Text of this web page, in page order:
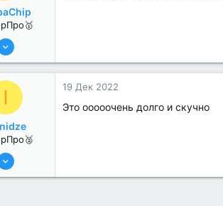
Июн 2022
2
I
Июл 2022
19 Дек 2022
Это ооооочень долго и скучно